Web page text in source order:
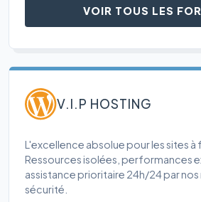
VOIR TOUS LES
V.I.P HOSTING
L'excellence absolue pour les sites à
Ressources isolées, performances
assistance prioritaire 24h/24 par
sécurité.